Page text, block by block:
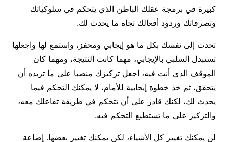
كبيرة في برمجة عقلك الباطن الذي يتحكم في سلوكياتك
وتصرفاتك وردود أفعالك تجاه ما يحدث لك.
تحدث إلى نفسك بكل ما هو إيجابي ومحفز، واستمع لها واجعلها
تستبدل السلبي بالإيجابي، مهما كانت النتيجة، ومهما كان
الموقف الذي أنت فيه، اجعل تركيزك منصبا على ما تريده أن
يتحقق، ثم خذ خطوة إيجابية للأمام، لا يمكنك التحكم فيما
يحدث لك، لكنك قادر على أن تتحكم في طريقة تفاعلك معه،
والتركيز على ما تستطيع التحكم فيه.
لن يمكنك تغيير كل الأشياء، لكن يمكنك تغيير بعضها. إضاعة